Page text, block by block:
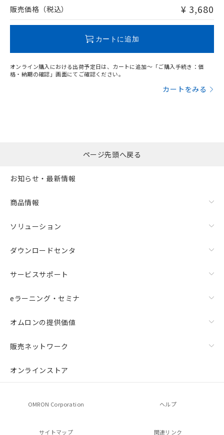
問い合わせください。
販売価格（税込） ¥ 3,680
カートに追加
オンライン購入における出荷予定日は、カートに追加～「ご購入手続き：価
格・納期の確認」画面にてご確認ください。
カートをみる
ページ先頭へ戻る
お知らせ・最新情報
商品情報
ソリューション
ダウンロードセンタ
サービスサポート
eラーニング・セミナ
オムロンの提供価値
販売ネットワーク
オンラインストア
OMRON Corporation ヘルプ
サイトマップ 関連リンク